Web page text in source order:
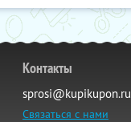
Контакты
sprosi@kupikupon.ru
Связаться с нами